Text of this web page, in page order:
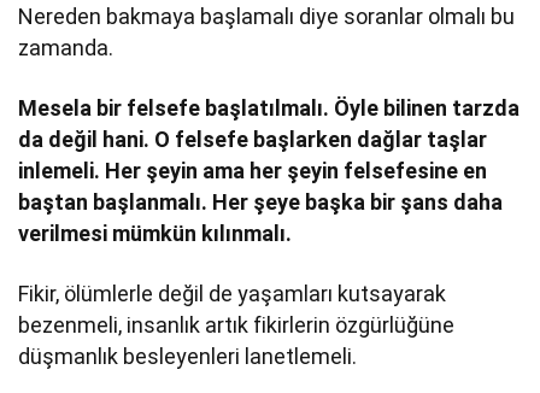
Nereden bakmaya başlamalı diye soranlar olmalı bu
zamanda.
Mesela bir felsefe başlatılmalı. Öyle bilinen tarzda
da değil hani. O felsefe başlarken dağlar taşlar
inlemeli. Her şeyin ama her şeyin felsefesine en
baştan başlanmalı. Her şeye başka bir şans daha
verilmesi mümkün kılınmalı.
Fikir, ölümlerle değil de yaşamları kutsayarak
bezenmeli, insanlık artık fikirlerin özgürlüğüne
düşmanlık besleyenleri lanetlemeli.